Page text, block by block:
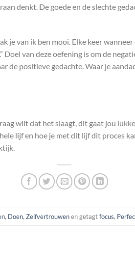
denkt. De goede en de slechte
je van ik ben mooi. Elke keer
Doel van deze oefening is om de
de positieve gedachte. Waar je
wilt dat het slaagt, dit gaat jou
lijf en hoe je met dit lijf dit proces
, Doen, Zelfvertrouwenen getagtfocus,